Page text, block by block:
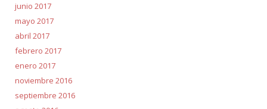
junio 2017
mayo 2017
abril 2017
febrero 2017
enero 2017
noviembre 2016
septiembre 2016